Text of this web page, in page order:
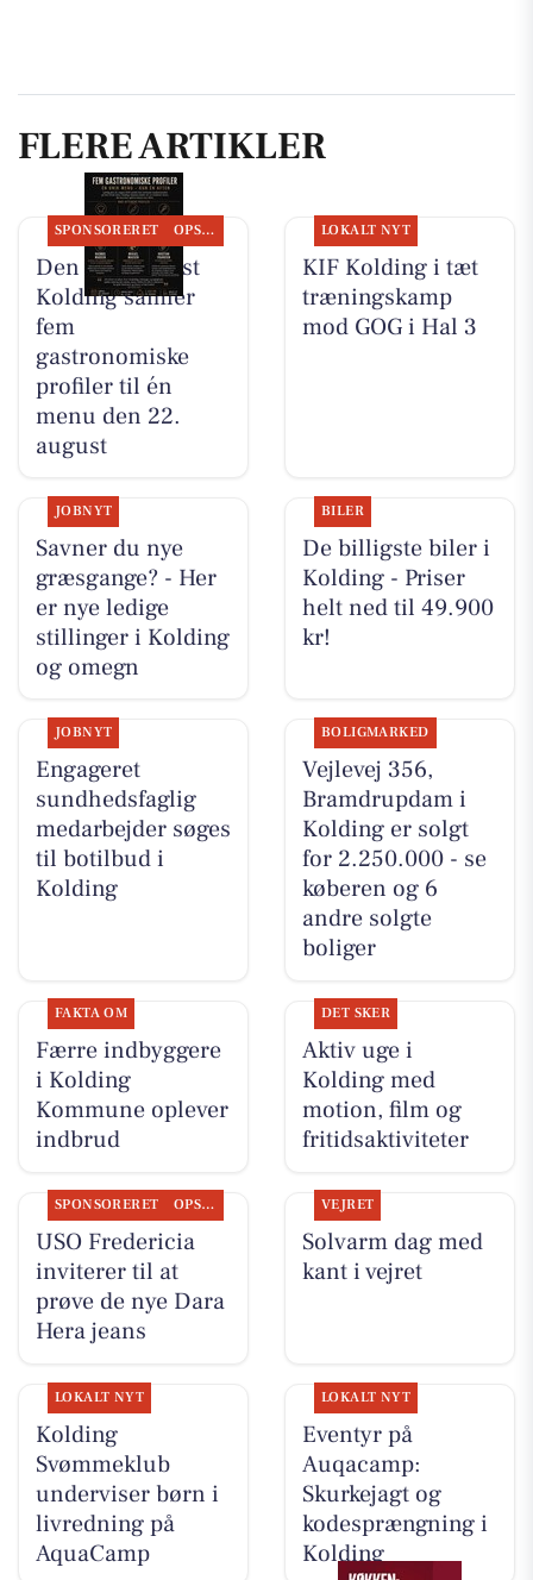
FLERE ARTIKLER
SPONSORERET OPSLAGSTAVLEN
Den Hvide Hest
Kolding samler
fem
gastronomiske
profiler til én
menu den 22.
august
LOKALT NYT
KIF Kolding i tæt
træningskamp
mod GOG i Hal 3
JOBNYT
Savner du nye
græsgange? - Her
er nye ledige
stillinger i Kolding
og omegn
BILER
De billigste biler i
Kolding - Priser
helt ned til 49.900
kr!
JOBNYT
Engageret
sundhedsfaglig
medarbejder søges
til botilbud i
Kolding
BOLIGMARKED
Vejlevej 356,
Bramdrupdam i
Kolding er solgt
for 2.250.000 - se
køberen og 6
andre solgte
boliger
FAKTA OM
Færre indbyggere
i Kolding
Kommune oplever
indbrud
DET SKER
Aktiv uge i
Kolding med
motion, film og
fritidsaktiviteter
SPONSORERET OPSLAGSTAVLEN
USO Fredericia
inviterer til at
prøve de nye Dara
Hera jeans
VEJRET
Solvarm dag med
kant i vejret
LOKALT NYT
Kolding
Svømmeklub
underviser børn i
livredning på
AquaCamp
LOKALT NYT
Eventyr på
Auqacamp:
Skurkejagt og
kodesprængning i
Kolding